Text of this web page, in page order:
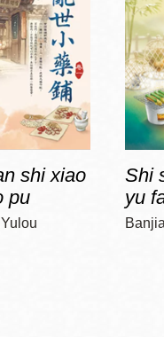
shi xiao
pu
Shi
yu